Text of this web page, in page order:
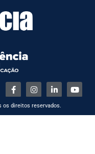
os direitos reservados.